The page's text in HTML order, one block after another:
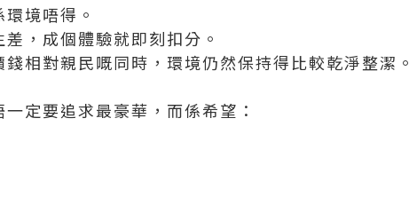
境唔得。
，成個體驗就即刻扣分。
相對親民嘅同時，環境仍然保持得比較乾淨整潔。
定要追求最豪華，而係希望：